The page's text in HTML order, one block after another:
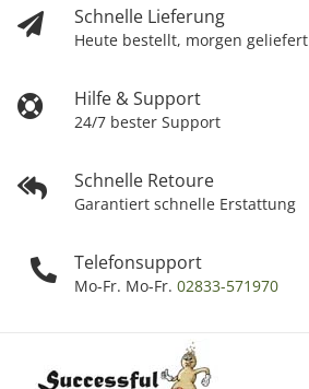
Schnelle Lieferung
Heute bestellt, morgen geliefert
Hilfe & Support
24/7 bester Support
Schnelle Retoure
Garantiert schnelle Erstattung
Telefonsupport
Mo-Fr. Mo-Fr. 02833-571970